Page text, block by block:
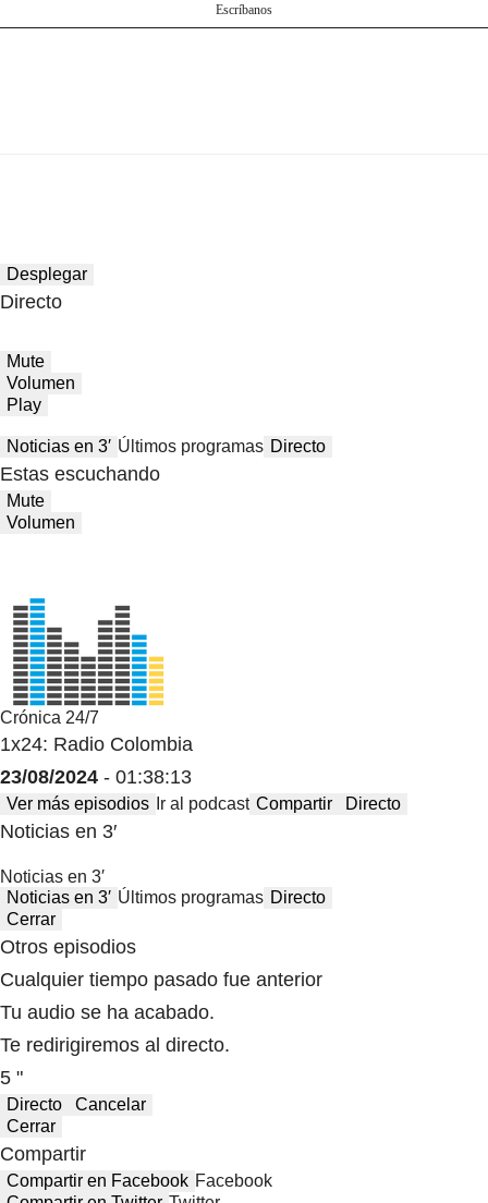
Escríbanos
Desplegar
Directo
Mute
Volumen
Play
Noticias en 3′ Últimos programas Directo
Estas escuchando
Mute
Volumen
Crónica 24/7
1x24: Radio Colombia
23/08/2024 - 01:38:13
Ver más episodios Ir al podcast Compartir Directo
Noticias en 3′
Noticias en 3′
Noticias en 3′ Últimos programas Directo
Cerrar
Otros episodios
Cualquier tiempo pasado fue anterior
Tu audio se ha acabado.
Te redirigiremos al directo.
5 "
Directo
Cancelar
Cerrar
Compartir
Compartir en Facebook Facebook